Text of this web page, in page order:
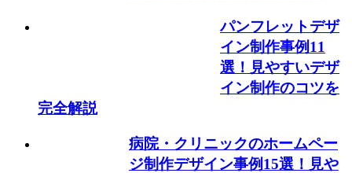
パンフレットデザ
イン制作事例11
選！見やすいデザ
イン制作のコツを
完全解説
病院・クリニックのホームペー
ジ制作デザイン事例15選！見や